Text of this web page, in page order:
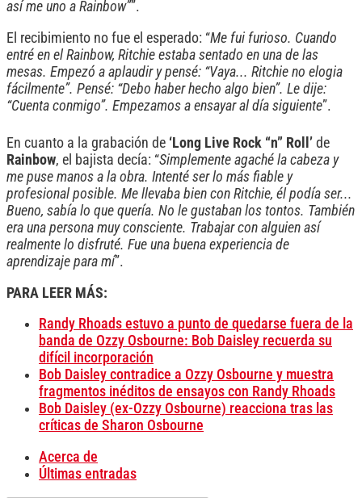
así me uno a Rainbow””.
El recibimiento no fue el esperado: “Me fui furioso. Cuando
entré en el Rainbow, Ritchie estaba sentado en una de las
mesas. Empezó a aplaudir y pensé: “Vaya... Ritchie no elogia
fácilmente”. Pensé: “Debo haber hecho algo bien”. Le dije:
“Cuenta conmigo”. Empezamos a ensayar al día siguiente”.
En cuanto a la grabación de ‘Long Live Rock “n” Roll’ de
Rainbow, el bajista decía: “Simplemente agaché la cabeza y
me puse manos a la obra. Intenté ser lo más fiable y
profesional posible. Me llevaba bien con Ritchie, él podía ser...
Bueno, sabía lo que quería. No le gustaban los tontos. También
era una persona muy consciente. Trabajar con alguien así
realmente lo disfruté. Fue una buena experiencia de
aprendizaje para mí”.
PARA LEER MÁS:
Randy Rhoads estuvo a punto de quedarse fuera de la
banda de Ozzy Osbourne: Bob Daisley recuerda su
difícil incorporación
Bob Daisley contradice a Ozzy Osbourne y muestra
fragmentos inéditos de ensayos con Randy Rhoads
Bob Daisley (ex-Ozzy Osbourne) reacciona tras las
críticas de Sharon Osbourne
Acerca de
Últimas entradas